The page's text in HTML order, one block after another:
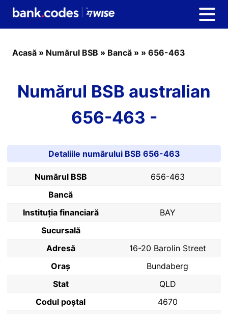
Acasă » Numărul BSB » Bancă » » 656-463
Numărul BSB australian
656-463 -
Detaliile numărului BSB 656-463
Numărul BSB
656-463
Bancă
Instituția financiară
BAY
Sucursală
Adresă
16-20 Barolin Street
Oraș
Bundaberg
Stat
QLD
Codul poştal
4670